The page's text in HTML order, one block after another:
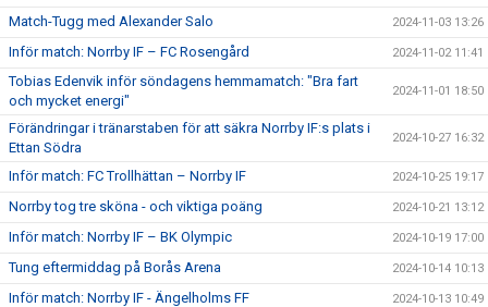
Match-Tugg med Alexander Salo 2024-11-03 13:26
Inför match: Norrby IF – FC Rosengård 2024-11-02 11:41
Tobias Edenvik inför söndagens hemmamatch: "Bra fart
och mycket energi"
2024-11-01 18:50
Förändringar i tränarstaben för att säkra Norrby IF:s plats i
Ettan Södra
2024-10-27 16:32
Inför match: FC Trollhättan – Norrby IF 2024-10-25 19:17
Norrby tog tre sköna - och viktiga poäng 2024-10-21 13:12
Inför match: Norrby IF – BK Olympic 2024-10-19 17:00
Tung eftermiddag på Borås Arena 2024-10-14 10:13
Inför match: Norrby IF - Ängelholms FF 2024-10-13 10:49